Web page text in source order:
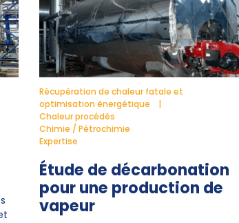
Récupération de chaleur fatale et
optimisation énergétique
Chaleur procédés
Chimie / Pétrochimie
Expertise
Étude de décarbonation
pour une production de
vapeur